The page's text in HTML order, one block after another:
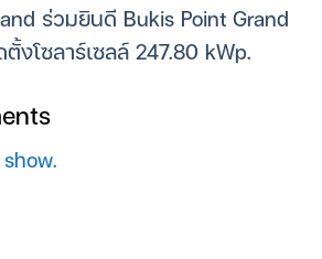
ร่วมยินดี Bukis Point Grand
งโซลาร์เซลล์ 247.80 kWp.